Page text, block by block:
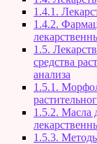
1.4.1.
1.4.2.
1.5.
средства
анализа
1.5.1.
1.5.2. Масла
1.5.3.